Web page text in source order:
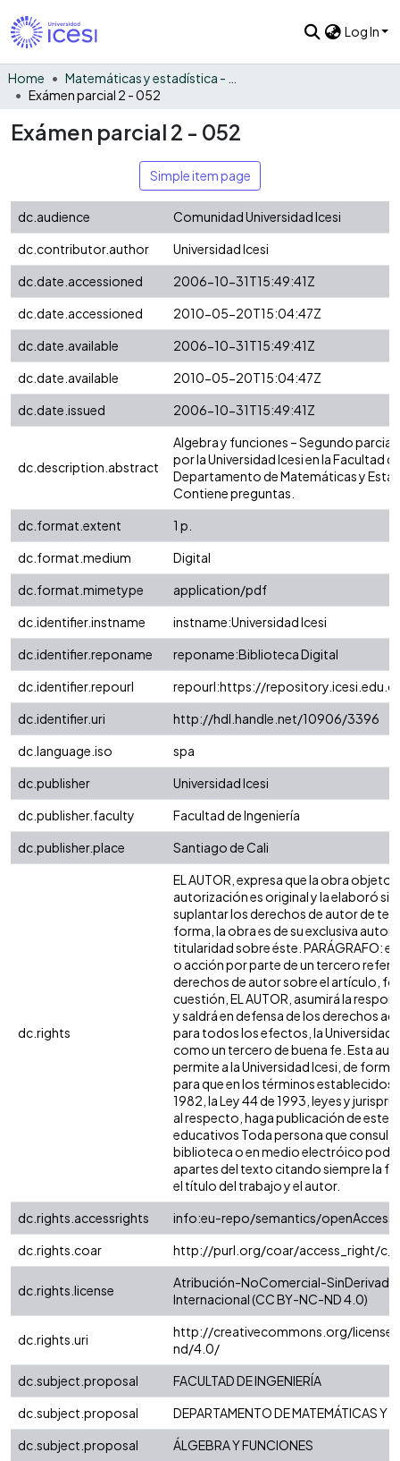
Log In
Home
Exámen parcial 2 - 052
Exámen parcial 2 - 052
Simple item page
dc.audience
Comunidad Universidad Icesi
dc.contributor.author
Universidad Icesi
dc.date.accessioned
2006-10-31T15:49:41Z
dc.date.accessioned
2010-05-20T15:04:47Z
dc.date.available
2006-10-31T15:49:41Z
dc.date.available
2010-05-20T15:04:47Z
dc.date.issued
2006-10-31T15:49:41Z
dc.description.abstract
Algebra y funciones – Segundo
por la Universidad Icesi en la Facultad
Departamento de Matemáticas y
Contiene preguntas.
dc.format.extent
1 p.
dc.format.medium
Digital
dc.format.mimetype
application/pdf
dc.identifier.instname
instname:Universidad Icesi
dc.identifier.reponame
reponame:Biblioteca Digital
dc.identifier.repourl
repourl:https://
dc.identifier.uri
http://hdl.handle.net/10906/3396
dc.language.iso
spa
dc.publisher
Universidad Icesi
dc.publisher.faculty
Facultad de Ingeniería
dc.publisher.place
Santiago de Cali
dc.rights
EL AUTOR, expresa que la obra objeto
autorización es original y la elaboró
suplantar los derechos de autor de
forma, la obra es de su exclusiva
titularidad sobre éste. PARÁGRAFO:
o acción por parte de un tercero
derechos de autor sobre el artículo,
cuestión, EL AUTOR, asumirá la
y saldrá en defensa de los derechos
para todos los efectos, la Universidad
como un tercero de buena fe. Esta
permite a la Universidad Icesi, de
para que en los términos establecidos
1982, la Ley 44 de 1993, leyes y
al respecto, haga publicación de este
educativos Toda persona que consulte
biblioteca o en medio electróico
apartes del texto citando siempre la
el título del trabajo y el autor.
dc.rights.accessrights
info:eu-repo/semantics/openAccess
dc.rights.coar
http://purl.org/coar/access_right/
dc.rights.license
Atribución-NoComercial-
Internacional (CC BY-NC-ND 4.0)
dc.rights.uri
http://creativecommons.org/
nd/4.0/
dc.subject.proposal
FACULTAD DE INGENIERÍA
dc.subject.proposal
DEPARTAMENTO DE MATEMÁTICAS Y
dc.subject.proposal
ÁLGEBRA Y FUNCIONES